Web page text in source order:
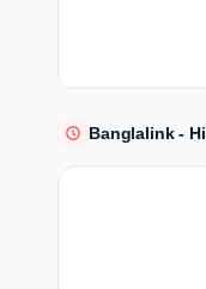
Banglalink -